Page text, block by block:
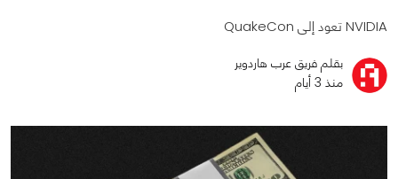
NVIDIA تعود إلى QuakeCon
بقلم فريق عرب هاردوير
منذ 3 أيام